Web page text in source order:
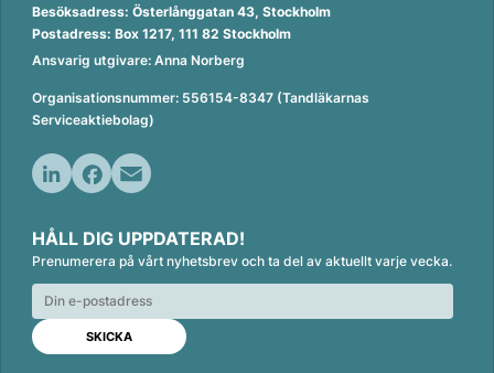
Besöksadress: Österlånggatan 43, Stockholm
Postadress: Box 1217, 111 82 Stockholm
Ansvarig utgivare: Anna Norberg
Organisationsnummer: 556154-8347 (Tandläkarnas
Serviceaktiebolag)
n
k
e
d
n
c
e
b
o
o
k
a
i
l
HÅLL DIG UPPDATERAD!
Prenumerera på vårt nyhetsbrev och ta del av aktuellt varje vecka.